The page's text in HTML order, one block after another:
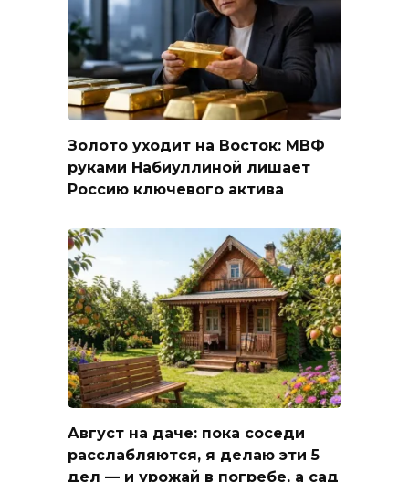
Золото уходит на Восток: МВФ
руками Набиуллиной лишает
Россию ключевого актива
Август на даче: пока соседи
расслабляются, я делаю эти 5
дел — и урожай в погребе, а сад